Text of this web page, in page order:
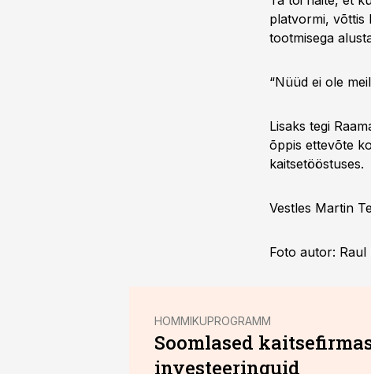
platvormi, võttis
tootmisega
“Nüüd ei ole
Lisaks tegi
õppis ettevõte
kaitsetööstuses.
Vestles Martin
Foto autor: Raul
HOMMIKUPROGRAMM
Soomlased
investeeringuid